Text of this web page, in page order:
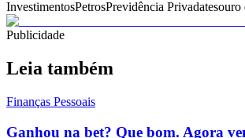
InvestimentosPetrosPrevidência Privadatesouro
Publicidade
Leia também
Finanças Pessoais
Ganhou na bet? Que bom. Agora